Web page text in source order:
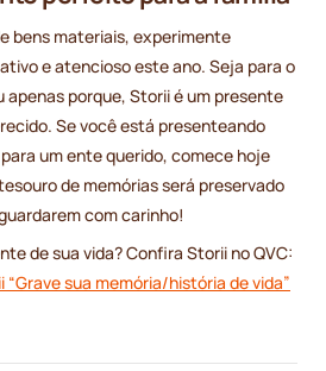
bens materiais, experimente
e atencioso este ano. Seja para o
apenas porque, Storii é um presente
Se você está presenteando
um ente querido, comece hoje
de memórias será preservado
com carinho!
de sua vida? Confira Storii no QVC:
sua memória/história de vida”